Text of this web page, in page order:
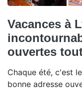
Vacances à
ouvertes
Chaque été, c'est
bonne adresse